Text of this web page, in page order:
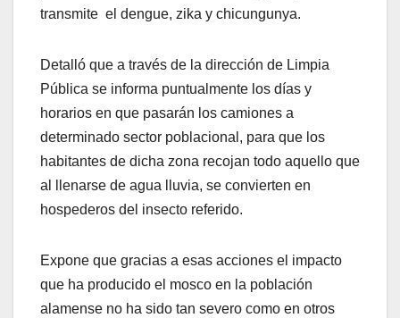
transmite el dengue, zika y chicungunya.
Detalló que a través de la dirección de Limpia
Pública se informa puntualmente los días y
horarios en que pasarán los camiones a
determinado sector poblacional, para que los
habitantes de dicha zona recojan todo aquello que
al llenarse de agua lluvia, se convierten en
hospederos del insecto referido.
Expone que gracias a esas acciones el impacto
que ha producido el mosco en la población
alamense no ha sido tan severo como en otros